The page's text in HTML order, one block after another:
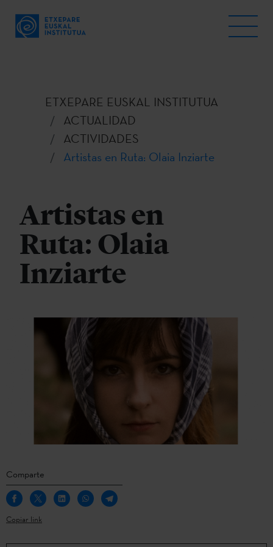
ETXEPARE EUSKAL INSTITUTUA
ACTUALIDAD
ACTIVIDADES
Artistas en Ruta: Olaia Inziarte
Artistas en
Ruta: Olaia
Inziarte
Comparte
Copiar link